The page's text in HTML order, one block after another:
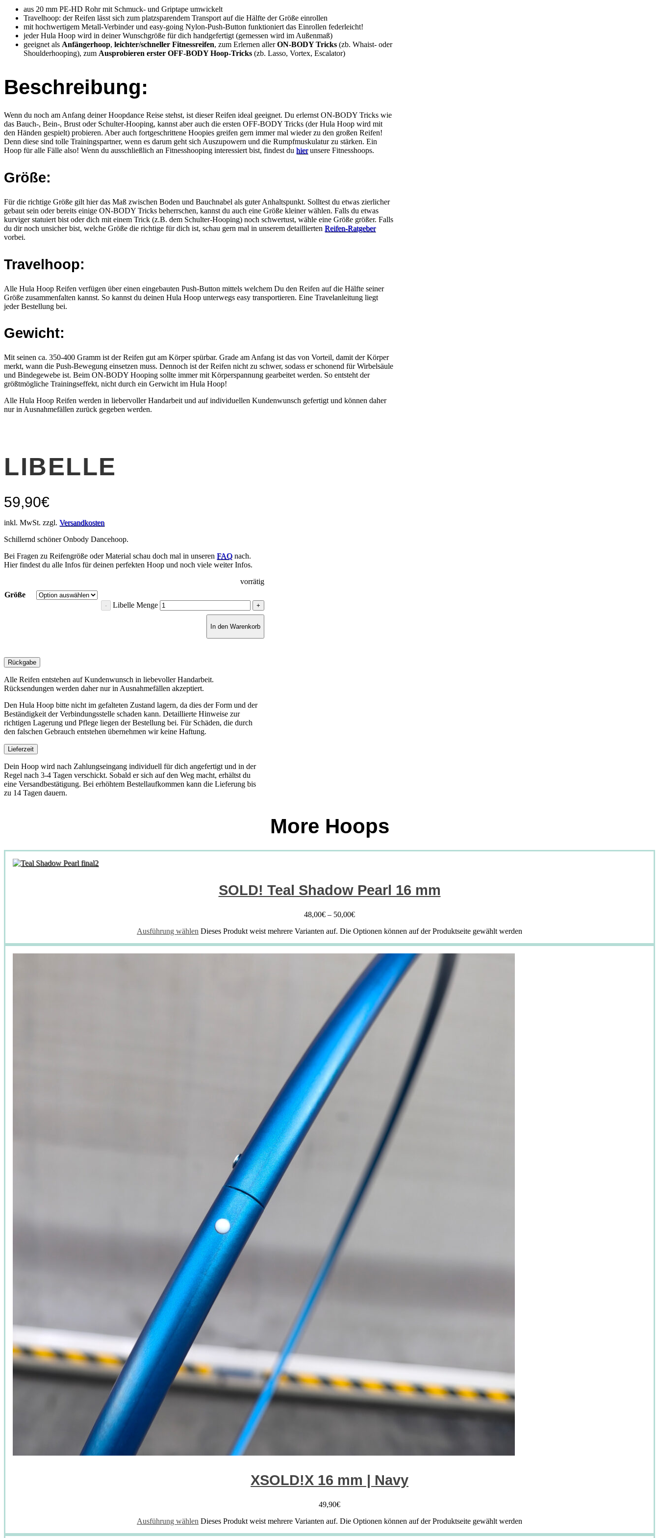
aus 20 mm PE-HD Rohr mit Schmuck- und Griptape umwickelt
Travelhoop: der Reifen lässt sich zum platzsparendem Transport auf die Hälfte der Größe einrollen
mit hochwertigem Metall-Verbinder und easy-going Nylon-Push-Button funktioniert das Einrollen federleicht!
jeder Hula Hoop wird in deiner Wunschgröße für dich handgefertigt (gemessen wird im Außenmaß)
geeignet als Anfängerhoop, leichter/schneller Fitnessreifen, zum Erlernen allerON-BODY Tricks (zb. Whaist- oder
Shoulderhooping), zum Ausprobieren erster OFF-BODY Hoop-Tricks (zb. Lasso, Vortex, Escalator)
Beschreibung:
Wenn du noch am Anfang deiner Hoopdance Reise stehst, ist dieser Reifen ideal geeignet. Du erlernst ON-BODY Tricks wie
das Bauch-, Bein-, Brust oder Schulter-Hooping, kannst aber auch die ersten OFF-BODY Tricks (der Hula Hoop wird mit
den Händen gespielt) probieren. Aber auch fortgeschrittene Hoopies greifen gern immer mal wieder zu den großen Reifen!
Denn diese sind tolle Trainingspartner, wenn es darum geht sich Auszupowern und die Rumpfmuskulatur zu stärken. Ein
Hoop für alle Fälle also! Wenn du ausschließlich an Fitnesshooping interessiert bist, findest du hierunsere Fitnesshoops.
Größe:
Für die richtige Größe gilt hier das Maß zwischen Boden und Bauchnabel als guter Anhaltspunkt. Solltest du etwas zierlicher
gebaut sein oder bereits einige ON-BODY Tricks beherrschen, kannst du auch eine Größe kleiner wählen. Falls du etwas
kurviger statuiert bist oder dich mit einem Trick (z.B. dem Schulter-Hooping) noch schwertust, wähle eine Größe größer. Falls
du dir noch unsicher bist, welche Größe die richtige für dich ist, schau gern mal in unserem detaillierten Reifen-Ratgeber
vorbei.
Travelhoop:
Alle Hula Hoop Reifen verfügen über einen eingebauten Push-Button mittels welchem Du den Reifen auf die Hälfte seiner
Größe zusammenfalten kannst. So kannst du deinen Hula Hoop unterwegs easy transportieren. Eine Travelanleitung liegt
jeder Bestellung bei.
Gewicht:
Mit seinen ca. 350-400 Gramm ist der Reifen gut am Körper spürbar. Grade am Anfang ist das von Vorteil, damit der Körper
merkt, wann die Push-Bewegung einsetzen muss. Dennoch ist der Reifen nicht zu schwer, sodass er schonend für Wirbelsäule
und Bindegewebe ist. Beim ON-BODY Hooping sollte immer mit Körperspannung gearbeitet werden. So entsteht der
größtmögliche Trainingseffekt, nicht durch ein Gerwicht im Hula Hoop!
Alle Hula Hoop Reifen werden in liebervoller Handarbeit und auf individuellen Kundenwunsch gefertigt und können daher
nur in Ausnahmefällen zurück gegeben werden.
LIBELLE
59,90€
inkl. MwSt. zzgl. Versandkosten
Schillernd schöner Onbody Dancehoop.
Bei Fragen zu Reifengröße oder Material schau doch mal in unseren FAQ nach.
Hier findest du alle Infos für deinen perfekten Hoop und noch viele weiter Infos.
vorrätig
Größe
Libelle Menge
In den Warenkorb
Rückgabe
Alle Reifen entstehen auf Kundenwunsch in liebevoller Handarbeit.
Rücksendungen werden daher nur in Ausnahmefällen akzeptiert.
Den Hula Hoop bitte nicht im gefalteten Zustand lagern, da dies der Form und der
Beständigkeit der Verbindungsstelle schaden kann. Detaillierte Hinweise zur
richtigen Lagerung und Pflege liegen der Bestellung bei. Für Schäden, die durch
den falschen Gebrauch entstehen übernehmen wir keine Haftung.
Lieferzeit
Dein Hoop wird nach Zahlungseingang individuell für dich angefertigt und in der
Regel nach 3-4 Tagen verschickt. Sobald er sich auf den Weg macht, erhältst du
eine Versandbestätigung. Bei erhöhtem Bestellaufkommen kann die Lieferung bis
zu 14 Tagen dauern.
More Hoops
SOLD! Teal Shadow Pearl 16 mm
48,00€ – 50,00€
Ausführung wählen Dieses Produkt weist mehrere Varianten auf. Die Optionen können auf der Produktseite gewählt werden
XSOLD!X 16 mm | Navy
49,90€
Ausführung wählen Dieses Produkt weist mehrere Varianten auf. Die Optionen können auf der Produktseite gewählt werden